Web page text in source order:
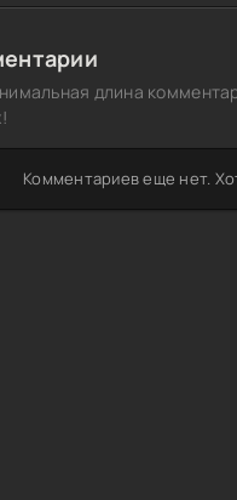
длина
Комментариев еще нет.